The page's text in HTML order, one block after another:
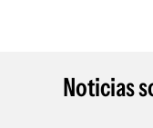
Noticias